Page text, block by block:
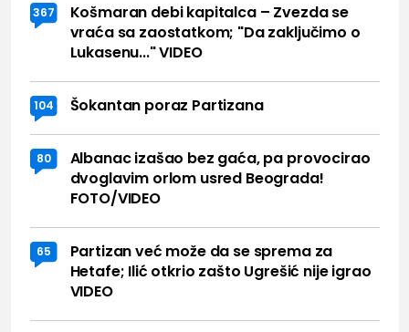
367
Košmaran debi kapitalca – Zvezda se
vraća sa zaostatkom; "Da zaključimo o
Lukasenu..." VIDEO
104 Šokantan poraz Partizana
80
Albanac izašao bez gaća, pa provocirao
dvoglavim orlom usred Beograda!
FOTO/VIDEO
65
Partizan već može da se sprema za
Hetafe; Ilić otkrio zašto Ugrešić nije igrao
VIDEO